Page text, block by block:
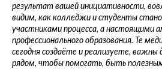
результат вашей инициативности,
видим, как колледжи и студенты
участниками процесса, а настоящими
профессионального образования. Те
сегодня создаёте и реализуете, важны
рядом, чтобы помогать, быть